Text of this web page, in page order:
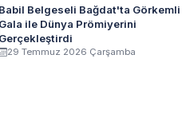
Babil Belgeseli Bağdat'ta Görkemli
Gala ile Dünya Prömiyerini
Gerçekleştirdi
29 Temmuz 2026 Çarşamba